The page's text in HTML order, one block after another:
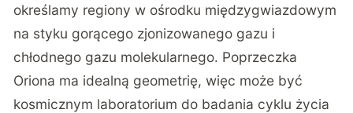
określamy regiony w ośrodku międzygwiazdowym
na styku gorącego zjonizowanego gazu i
chłodnego gazu molekularnego. Poprzeczka
Oriona ma idealną geometrię, więc może być
kosmicznym laboratorium do badania cyklu życia